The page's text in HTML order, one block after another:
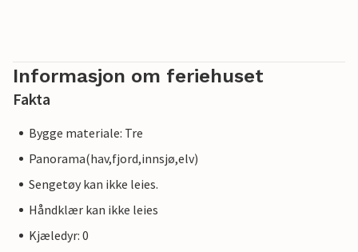
Informasjon om feriehuset
Fakta
Bygge materiale: Tre
Panorama(hav,fjord,innsjø,elv)
Sengetøy kan ikke leies.
Håndklær kan ikke leies
Kjæledyr: 0